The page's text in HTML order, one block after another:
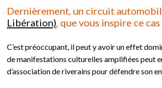
Dernièrement, un circuit
Libération), que vous inspire ce cas
C’est préoccupant, il peut y avoir un effet
de manifestations culturelles amplifiées peut
d’association de riverains pour défendre son